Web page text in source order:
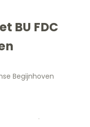
BU FDC
Begijnhoven